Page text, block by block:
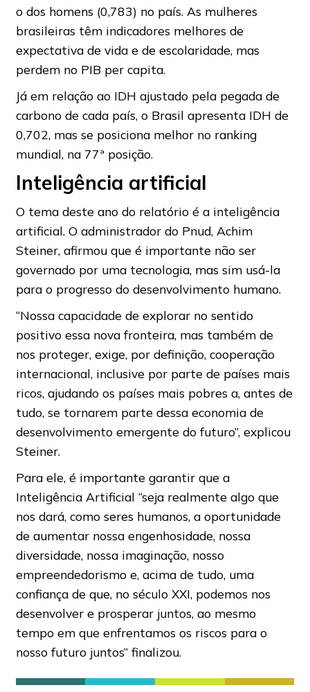
o dos homens (0,783) no país. As mulheres
brasileiras têm indicadores melhores de
expectativa de vida e de escolaridade, mas
perdem no PIB per capita.
Já em relação ao IDH ajustado pela pegada de
carbono de cada país, o Brasil apresenta IDH de
0,702, mas se posiciona melhor no ranking
mundial, na 77ª posição.
Inteligência artificial
O tema deste ano do relatório é a inteligência
artificial. O administrador do Pnud, Achim
Steiner, afirmou que é importante não ser
governado por uma tecnologia, mas sim usá-la
para o progresso do desenvolvimento humano.
“Nossa capacidade de explorar no sentido
positivo essa nova fronteira, mas também de
nos proteger, exige, por definição, cooperação
internacional, inclusive por parte de países mais
ricos, ajudando os países mais pobres a, antes de
tudo, se tornarem parte dessa economia de
desenvolvimento emergente do futuro”, explicou
Steiner.
Para ele, é importante garantir que a
Inteligência Artificial ​​“seja realmente algo que
nos dará, como seres humanos, a oportunidade
de aumentar nossa engenhosidade, nossa
diversidade, nossa imaginação, nosso
empreendedorismo e, acima de tudo, uma
confiança de que, no século XXI, podemos nos
desenvolver e prosperar juntos, ao mesmo
tempo em que enfrentamos os riscos para o
nosso futuro juntos” finalizou.